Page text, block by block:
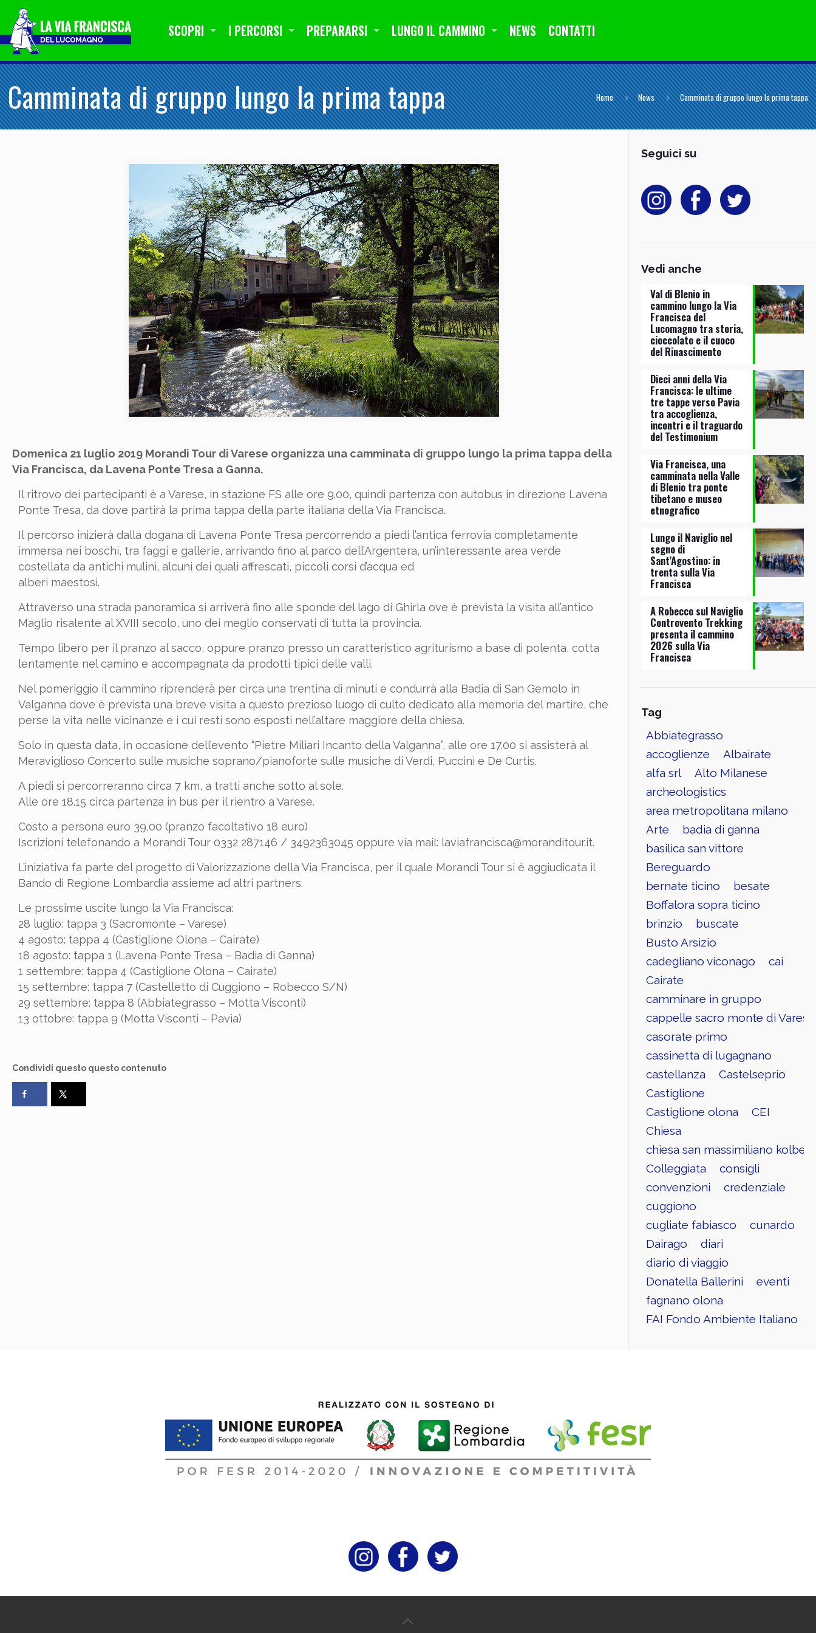
SCOPRI I PERCORSI PREPARARSI LUNGO IL CAMMINO NEWS CONTATTI
Camminata di gruppo lungo la prima tappa Home News Camminata di gruppo lungo la prima tappa
Domenica 21 luglio 2019 Morandi Tour di Varese organizza una camminata di gruppo lungo la prima tappa della
Via Francisca, da Lavena Ponte Tresa a Ganna.
Il ritrovo dei partecipanti è a Varese, in stazione FS alle ore 9.00, quindi partenza con autobus in direzione Lavena
Ponte Tresa, da dove partirà la prima tappa della parte italiana della Via Francisca.
Il percorso inizierà dalla dogana di Lavena Ponte Tresa percorrendo a piedi l’antica ferrovia completamente
immersa nei boschi, tra faggi e gallerie, arrivando fino al parco dell’Argentera, un’interessante area verde
costellata da antichi mulini, alcuni dei quali affrescati, piccoli corsi d’acqua ed
alberi maestosi.
Attraverso una strada panoramica si arriverà fino alle sponde del lago di Ghirla ove è prevista la visita all’antico
Maglio risalente al XVIII secolo, uno dei meglio conservati di tutta la provincia.
Tempo libero per il pranzo al sacco, oppure pranzo presso un caratteristico agriturismo a base di polenta, cotta
lentamente nel camino e accompagnata da prodotti tipici delle valli.
Nel pomeriggio il cammino riprenderà per circa una trentina di minuti e condurrà alla Badia di San Gemolo in
Valganna dove è prevista una breve visita a questo prezioso luogo di culto dedicato alla memoria del martire, che
perse la vita nelle vicinanze e i cui resti sono esposti nell’altare maggiore della chiesa.
Solo in questa data, in occasione dell’evento “Pietre Miliari Incanto della Valganna”, alle ore 17.00 si assisterà al
Meraviglioso Concerto sulle musiche soprano/pianoforte sulle musiche di Verdi, Puccini e De Curtis.
A piedi si percorreranno circa 7 km, a tratti anche sotto al sole.
Alle ore 18.15 circa partenza in bus per il rientro a Varese.
Costo a persona euro 39,00 (pranzo facoltativo 18 euro)
Iscrizioni telefonando a Morandi Tour 0332 287146 / 3492363045 oppure via mail: laviafrancisca@moranditour.it.
L’iniziativa fa parte del progetto di Valorizzazione della Via Francisca, per il quale Morandi Tour si è aggiudicata il
Bando di Regione Lombardia assieme ad altri partners.
Le prossime uscite lungo la Via Francisca:
28 luglio: tappa 3 (Sacromonte – Varese)
4 agosto: tappa 4 (Castiglione Olona – Cairate)
18 agosto: tappa 1 (Lavena Ponte Tresa – Badia di Ganna)
1 settembre: tappa 4 (Castiglione Olona – Cairate)
15 settembre: tappa 7 (Castelletto di Cuggiono – Robecco S/N)
29 settembre: tappa 8 (Abbiategrasso – Motta Visconti)
13 ottobre: tappa 9 (Motta Visconti – Pavia)
Condividi questo questo contenuto
Seguici su
Vedi anche
Val di Blenio in
cammino lungo la Via
Francisca del
Lucomagno tra storia,
cioccolato e il cuoco
del Rinascimento
Dieci anni della Via
Francisca: le ultime
tre tappe verso Pavia
tra accoglienza,
incontri e il traguardo
del Testimonium
Via Francisca, una
camminata nella Valle
di Blenio tra ponte
tibetano e museo
etnografico
Lungo il Naviglio nel
segno di
Sant’Agostino: in
trenta sulla Via
Francisca
A Robecco sul Naviglio
Controvento Trekking
presenta il cammino
2026 sulla Via
Francisca
Tag
Abbiategrasso
accoglienze
Albairate
alfa srl
Alto Milanese
archeologistics
area metropolitana milano
Arte
badia di ganna
basilica san vittore
Bereguardo
bernate ticino
besate
Boffalora sopra ticino
brinzio
buscate
Busto Arsizio
cadegliano viconago
cai
Cairate
camminare in gruppo
cappelle sacro monte di Varese
casorate primo
cassinetta di lugagnano
castellanza
Castelseprio
Castiglione
Castiglione olona
CEI
Chiesa
chiesa san massimiliano kolbe
Colleggiata
consigli
convenzioni
credenziale
cuggiono
cugliate fabiasco
cunardo
Dairago
diari
diario di viaggio
Donatella Ballerini
eventi
fagnano olona
FAI Fondo Ambiente Italiano